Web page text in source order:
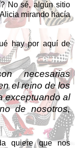
No sé, algún sitio
mirando hacía
hay por aquí de
necesarias
el reino de los
exceptuando al
de nosotros,
quiere que nos